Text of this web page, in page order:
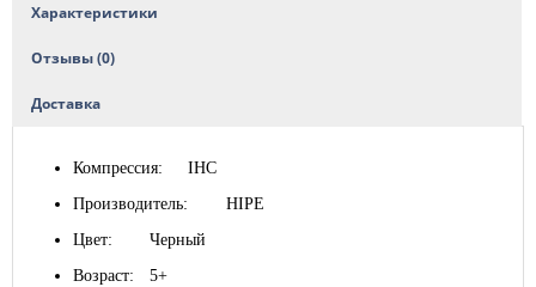
Характеристики
Отзывы (0)
Доставка
Компрессия:
IHC
Производитель:
HIPE
Цвет:
Черный
Возраст:
5+